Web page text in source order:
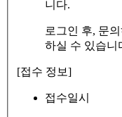
니다.
로그인 후, 문
하실 수 있습니
[접수 정보]
접수일시